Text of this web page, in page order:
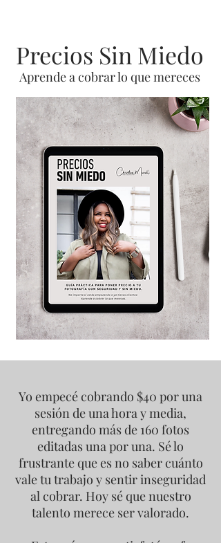
Precios Sin Miedo
Aprende a cobrar lo que mereces
Yo empecé cobrando $40 por una
sesión de una hora y media,
entregando más de 160 fotos
editadas una por una. Sé lo
frustrante que es no saber cuánto
vale tu trabajo y sentir inseguridad
al cobrar. Hoy sé que nuestro
talento merece ser valorado.